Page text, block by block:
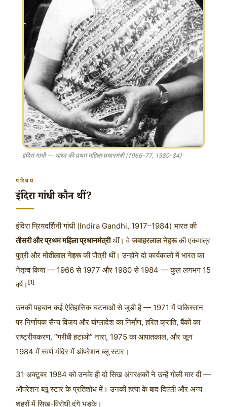
इंदिरा गांधी — भारत की प्रथम महिला प्रधानमंत्री (1966–77, 1980–84)
परिचय
इंदिरा गांधी कौन थीं?
इंदिरा प्रियदर्शिनी गांधी (Indira Gandhi, 1917–1984) भारत की
तीसरी और प्रथम महिला प्रधानमंत्रीथीं। वेजवाहरलाल नेहरूकी एकमात्र
पुत्री औरमोतीलाल नेहरूकी पौत्री थीं। उन्होंने दो कार्यकालों में भारत का
नेतृत्व किया — 1966 से 1977 और 1980 से 1984 — कुल लगभग 15
वर्ष। [1]
उनकी पहचान कई ऐतिहासिक घटनाओं से जुड़ी है — 1971 में पाकिस्तान
पर निर्णायक सैन्य विजय और बांग्लादेश का निर्माण, हरित क्रांति, बैंकों का
राष्ट्रीयकरण, “गरीबी हटाओ” नारा, 1975 का आपातकाल, और जून
1984 में स्वर्ण मंदिर में ऑपरेशन ब्लू स्टार।
31 अक्टूबर 1984 को उनके ही दो सिख अंगरक्षकों ने उन्हें गोली मार दी —
ऑपरेशन ब्लू स्टार के प्रतिशोध में। उनकी हत्या के बाद दिल्ली और अन्य
शहरों में सिख-विरोधी दंगे भड़के।